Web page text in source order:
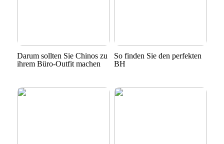
Darum sollten Sie Chinos zu
ihrem Büro-Outfit machen
So finden Sie den perfekten
BH